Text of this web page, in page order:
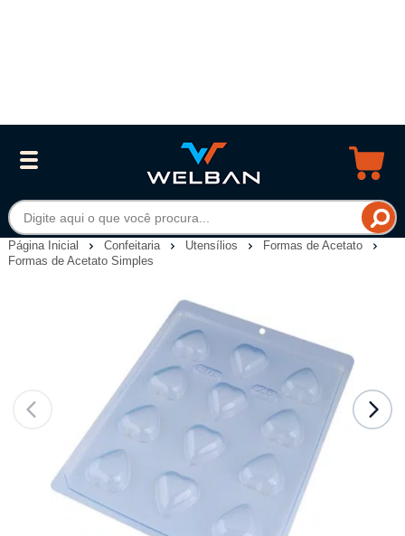
Página Inicial Confeitaria Utensílios
Formas de Acetato
Formas de Acetato Simples